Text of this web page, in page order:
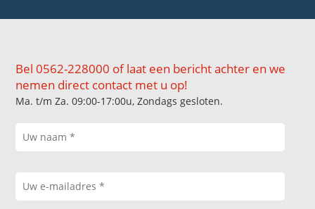
Bel 0562-228000 of laat een bericht achter en we
nemen direct contact met u op!
Ma. t/m Za. 09:00-17:00u, Zondags gesloten.